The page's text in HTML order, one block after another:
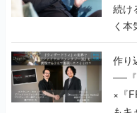
作り
──
×『
もキ
で作
く
『